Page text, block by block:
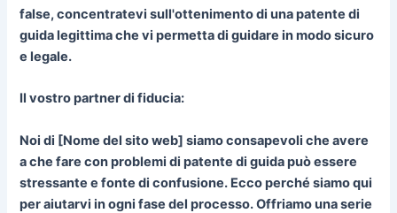
false, concentratevi sull'ottenimento di una patente di
guida legittima che vi permetta di guidare in modo sicuro
e legale.
Il vostro partner di fiducia:
Noi di [Nome del sito web] siamo consapevoli che avere
a che fare con problemi di patente di guida può essere
stressante e fonte di confusione. Ecco perché siamo qui
per aiutarvi in ogni fase del processo. Offriamo una serie